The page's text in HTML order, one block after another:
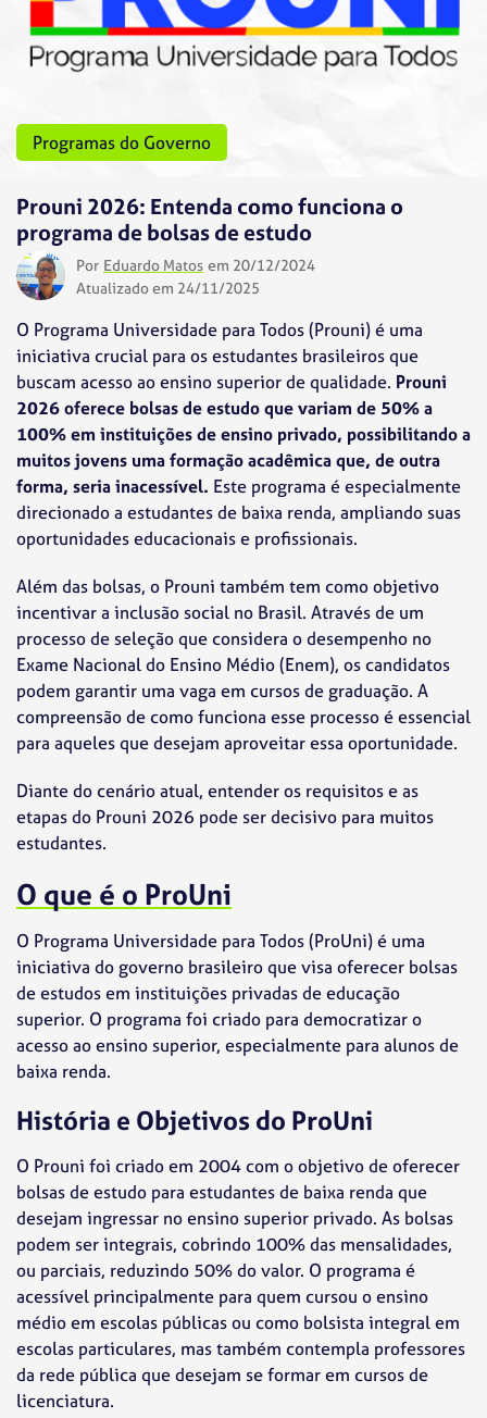
Programas do Governo
Prouni 2026: Entenda como funciona o
programa de bolsas de estudo
Por Eduardo Matos em 20/12/2024
Atualizado em 24/11/2025
O Programa Universidade para Todos (Prouni) é uma
iniciativa crucial para os estudantes brasileiros que
buscam acesso ao ensino superior de qualidade. Prouni
2026 oferece bolsas de estudo que variam de 50% a
100% em instituições de ensino privado, possibilitando a
muitos jovens uma formação acadêmica que, de outra
forma, seria inacessível. Este programa é especialmente
direcionado a estudantes de baixa renda, ampliando suas
oportunidades educacionais e profissionais.
Além das bolsas, o Prouni também tem como objetivo
incentivar a inclusão social no Brasil. Através de um
processo de seleção que considera o desempenho no
Exame Nacional do Ensino Médio (Enem), os candidatos
podem garantir uma vaga em cursos de graduação. A
compreensão de como funciona esse processo é essencial
para aqueles que desejam aproveitar essa oportunidade.
Diante do cenário atual, entender os requisitos e as
etapas do Prouni 2026 pode ser decisivo para muitos
estudantes.
O que é o ProUni
O Programa Universidade para Todos (ProUni) é uma
iniciativa do governo brasileiro que visa oferecer bolsas
de estudos em instituições privadas de educação
superior. O programa foi criado para democratizar o
acesso ao ensino superior, especialmente para alunos de
baixa renda.
História e Objetivos do ProUni
O Prouni foi criado em 2004 com o objetivo de oferecer
bolsas de estudo para estudantes de baixa renda que
desejam ingressar no ensino superior privado. As bolsas
podem ser integrais, cobrindo 100% das mensalidades,
ou parciais, reduzindo 50% do valor. O programa é
acessível principalmente para quem cursou o ensino
médio em escolas públicas ou como bolsista integral em
escolas particulares, mas também contempla professores
da rede pública que desejam se formar em cursos de
licenciatura.